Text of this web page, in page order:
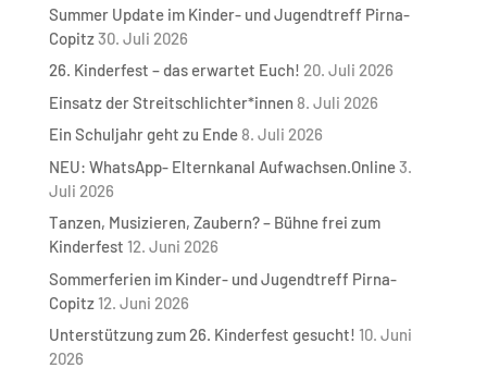
Summer Update im Kinder- und Jugendtreff Pirna-
Copitz30. Juli 2026
26. Kinderfest – das erwartet Euch! 20. Juli 2026
Einsatz der Streitschlichter*innen 8. Juli 2026
Ein Schuljahr geht zu Ende 8. Juli 2026
NEU: WhatsApp- Elternkanal Aufwachsen.Online3.
Juli 2026
Tanzen, Musizieren, Zaubern? – Bühne frei zum
Kinderfest 12. Juni 2026
Sommerferien im Kinder- und Jugendtreff Pirna-
Copitz12. Juni 2026
Unterstützung zum 26. Kinderfest gesucht! 10. Juni
2026